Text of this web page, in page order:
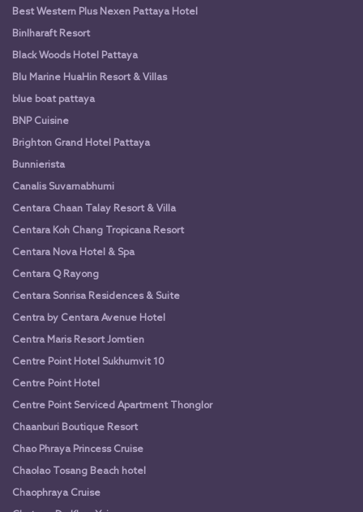
Best Western Plus Nexen Pattaya Hotel
Binlharaft Resort
Black Woods Hotel Pattaya
Blu Marine HuaHin Resort & Villas
blue boat pattaya
BNP Cuisine
Brighton Grand Hotel Pattaya
Bunnierista
Canalis Suvarnabhumi
Centara Chaan Talay Resort & Villa
Centara Koh Chang Tropicana Resort
Centara Nova Hotel & Spa
Centara Q Rayong
Centara Sonrisa Residences & Suite
Centra by Centara Avenue Hotel
Centra Maris Resort Jomtien
Centre Point Hotel Sukhumvit 10
Centre Point Hotel
Centre Point Serviced Apartment Thonglor
Chaanburi Boutique Resort
Chao Phraya Princess Cruise
Chaolao Tosang Beach hotel
Chaophraya Cruise